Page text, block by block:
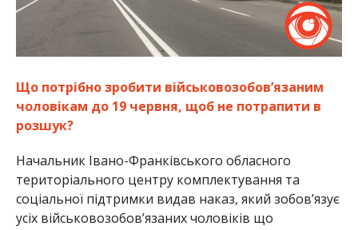
Що потрібно зробити військовозобов’язаним
чоловікам до 19 червня, щоб не потрапити в
розшук?
Начальник Івано-Франківського обласного
територіального центру комплектування та
соціальної підтримки видав наказ, який зобов’язує
усіх військовозобов’язаних чоловіків що